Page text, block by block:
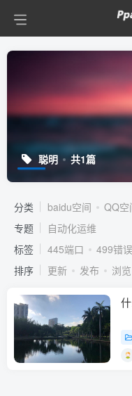
聪明 共1篇
分类 baidu空间
QQ空
专题
自动化运维
标签
445端口
499错误
排序
更新 发布 浏览